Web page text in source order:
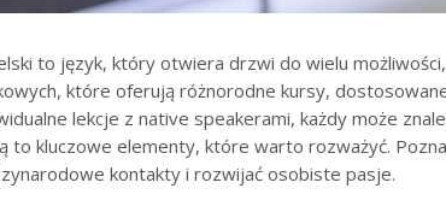
to język, który otwiera drzwi do wielu
które oferują różnorodne kursy,
lekcje z native speakerami, każdy może
to kluczowe elementy, które warto rozważyć.
kontakty i rozwijać osobiste pasje.